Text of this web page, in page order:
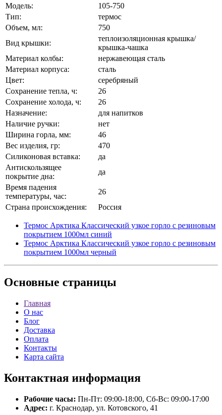
Модель:
105-750
Тип:
термос
Объем, мл:
750
Вид крышки:
теплоизоляционная крышка/
крышка-чашка
Материал колбы:
нержавеющая сталь
Материал корпуса:
сталь
Цвет:
серебряный
Сохранение тепла, ч:
26
Сохранение холода, ч:
26
Назначение:
для напитков
Наличие ручки:
нет
Ширина горла, мм:
46
Вес изделия, гр:
470
Силиконовая вставка:
да
Антискользящее
покрытие дна:
да
Время падения
температуры, час:
26
Страна происхождения:
Россия
Термос Арктика Классический узкое горло с резиновым
покрытием 1000мл синий
Термос Арктика Классический узкое горло с резиновым
покрытием 1000мл черный
Основные страницы
Главная
О нас
Блог
Доставка
Оплата
Контакты
Карта сайта
Контактная информация
Рабочие часы: Пн-Пт: 09:00-18:00, Сб-Вс: 09:00-17:00
Адрес: г. Краснодар, ул. Котовского, 41